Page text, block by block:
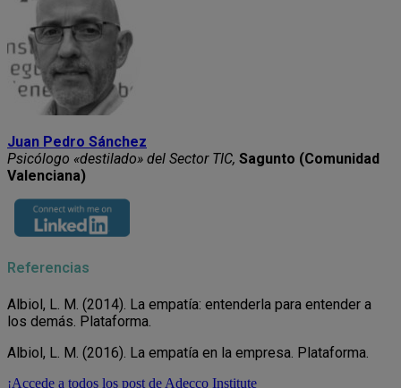
Juan Pedro Sánchez
Psicólogo «destilado» del Sector TIC, Sagunto (Comunidad
Valenciana)
Referencias
Albiol, L. M. (2014). La empatía: entenderla para entender a
los demás. Plataforma.
Albiol, L. M. (2016). La empatía en la empresa. Plataforma.
¡Accede a todos los post de Adecco Institute